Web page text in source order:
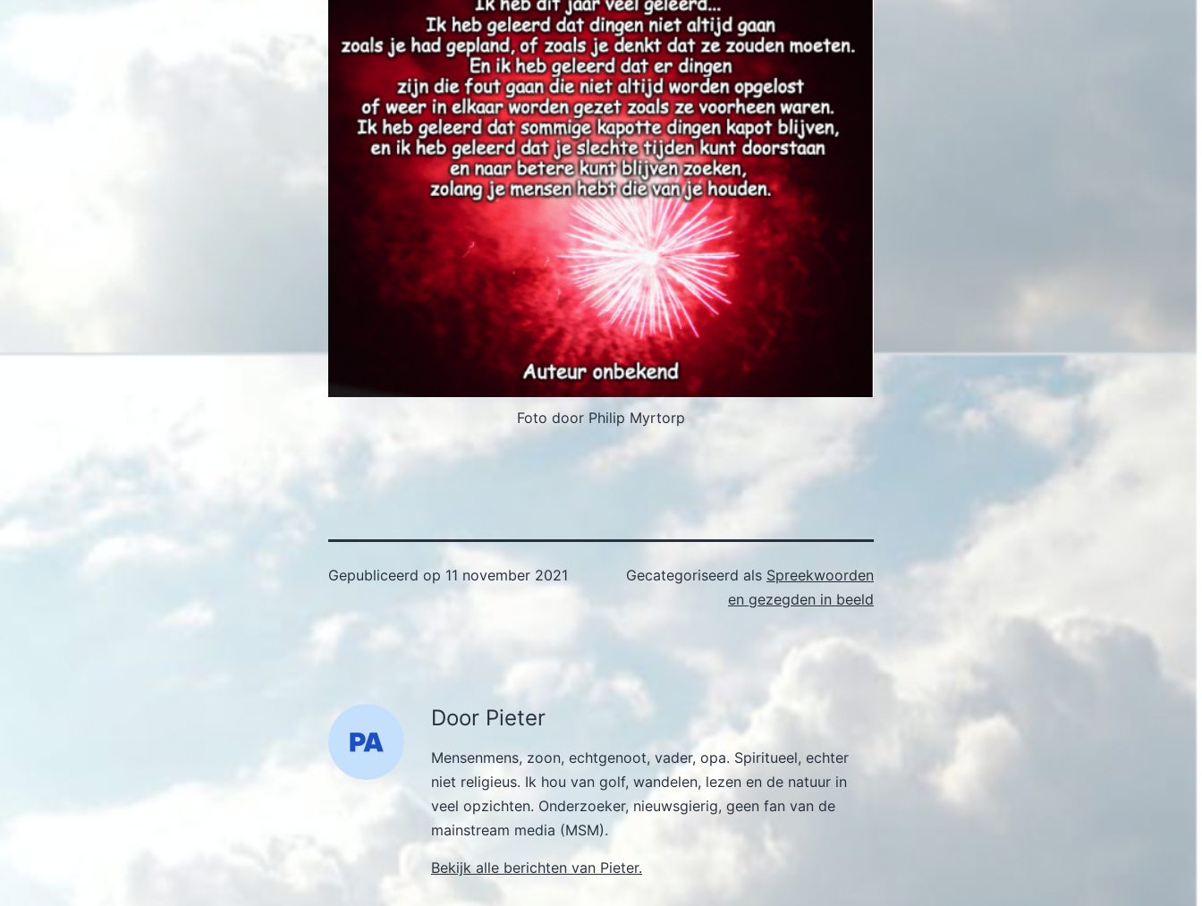
Foto door Philip Myrtorp
Gepubliceerd op 11 november 2021 Gecategoriseerd als Spreekwoorden
en gezegden in beeld
Door Pieter
Mensenmens, zoon, echtgenoot, vader, opa. Spiritueel, echter
niet religieus. Ik hou van golf, wandelen, lezen en de natuur in
veel opzichten. Onderzoeker, nieuwsgierig, geen fan van de
mainstream media (MSM).
Bekijk alle berichten van Pieter.